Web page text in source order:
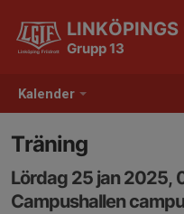
Kalender
LINKÖPINGS
Grupp 13
Träning
Lördag 25 jan 2025,
Campushallen